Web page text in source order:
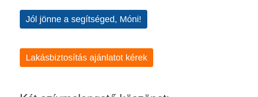
Jól jönne a segítséged, Móni!
Lakásbiztosítás ajánlatot kérek